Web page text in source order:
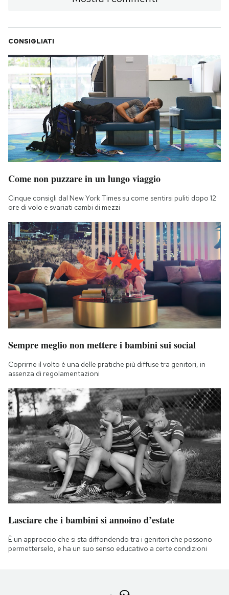
CONSIGLIATI
Come non puzzare in un lungo viaggio
Cinque consigli dal New York Times su come sentirsi puliti dopo 12
ore di volo e svariati cambi di mezzi
Sempre meglio non mettere i bambini sui social
Coprirne il volto è una delle pratiche più diffuse tra genitori, in
assenza di regolamentazioni
Lasciare che i bambini si annoino d’estate
È un approccio che si sta diffondendo tra i genitori che possono
permetterselo, e ha un suo senso educativo a certe condizioni